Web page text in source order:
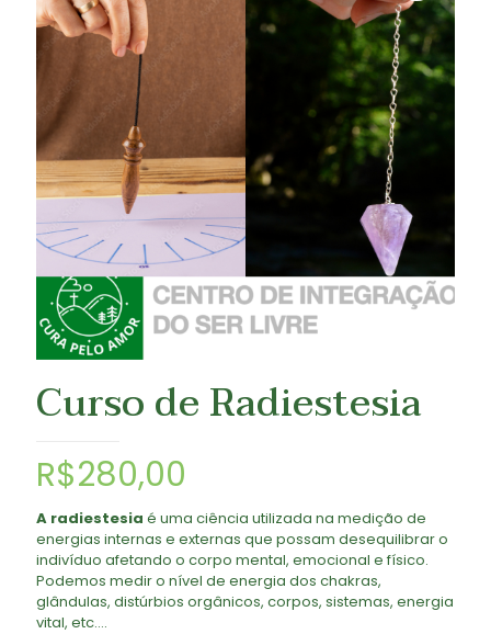
Curso de Radiestesia
R$280,00
A radiestesia é uma ciência utilizada na medição de
energias internas e externas que possam desequilibrar o
indivíduo afetando o corpo mental, emocional e físico.
Podemos medir o nível de energia dos chakras,
glândulas, distúrbios orgânicos, corpos, sistemas, energia
vital, etc….